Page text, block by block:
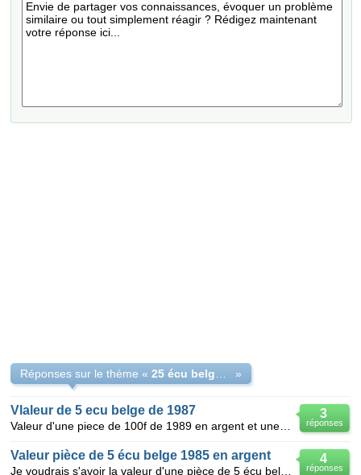
Réponses sur le thème « »
3
réponses
Vlaleur de 5 ecu belge de 1987
4
réponses
Valeur pièce de 5 écu belge 1985 en argent